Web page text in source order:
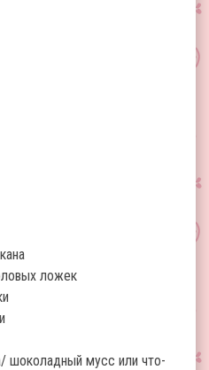
ложек
шоколадный мусс или что-